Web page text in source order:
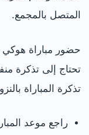
المتصل بالمجمع.
حضور مباراة هوكي
تحتاج إلى تذكرة
تذكرة المباراة
راجع موعد